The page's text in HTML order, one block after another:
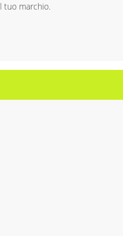
tuo marchio.